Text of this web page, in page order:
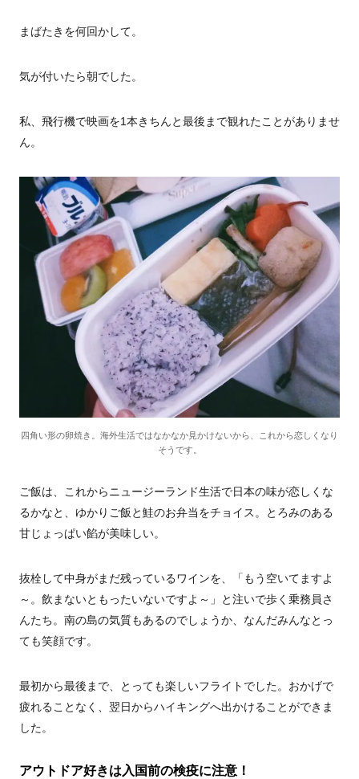
まばたきを何回かして。
気が付いたら朝でした。
私、飛行機で映画を1本きちんと最後まで観れたことがありませ
ん。
四角い形の卵焼き。海外生活ではなかなか見かけないから、これから恋しくなり
そうです。
ご飯は、これからニュージーランド生活で日本の味が恋しくな
るかなと、ゆかりご飯と鮭のお弁当をチョイス。とろみのある
甘じょっぱい餡が美味しい。
抜栓して中身がまだ残っているワインを、「もう空いてますよ
～。飲まないともったいないですよ～」と注いで歩く乗務員さ
んたち。南の島の気質もあるのでしょうか、なんだみんなとっ
ても笑顔です。
最初から最後まで、とっても楽しいフライトでした。おかげで
疲れることなく、翌日からハイキングへ出かけることができま
した。
アウトドア好きは入国前の検疫に注意！